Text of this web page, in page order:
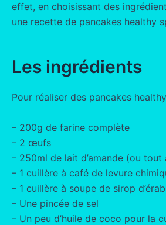
effet, en choisissant des
une recette de pancakes healthy
Les ingrédients
Pour réaliser des pancakes
– 200g de farine complète
– 2 œufs
– 250ml de lait d’amande (ou
– 1 cuillère à café de levure
– 1 cuillère à soupe de sirop
– Une pincée de sel
– Un peu d’huile de coco pour la